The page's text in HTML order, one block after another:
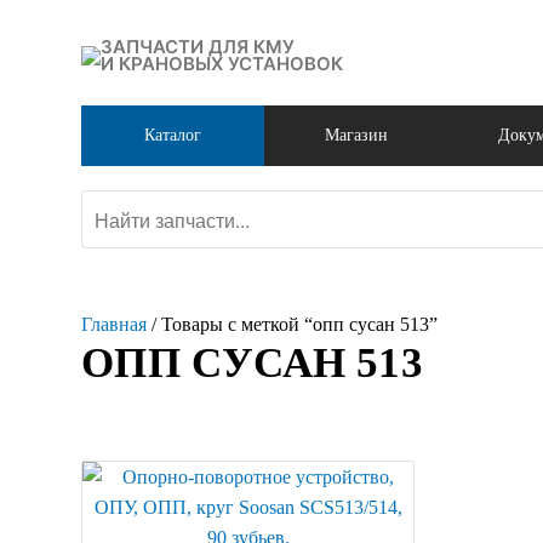
ЗАПЧАСТИ ДЛЯ КМУ
И КРАНОВЫХ УСТАНОВОК
Каталог Магазин
Главная / Товары с меткой “опп сусан 513”
ОПП СУСАН 513